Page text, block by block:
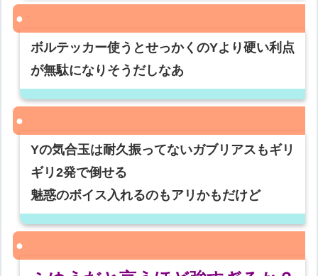
ボルテッカー使うとせっかくのYより硬い利点
が無駄になりそうだしなあ
Yの気合玉は耐久振ってないガブリアスもギリ
ギリ2発で倒せる
魅惑のボイス入れるのもアリかもだけど